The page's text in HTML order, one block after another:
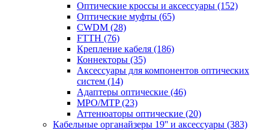
Оптические кроссы и аксессуары (152)
Оптические муфты (65)
CWDM (28)
FTTH (76)
Крепление кабеля (186)
Коннекторы (35)
Аксессуары для компонентов оптических
систем (14)
Адаптеры оптические (46)
MPO/MTP(23)
Аттенюаторы оптические (20)
Кабельные органайзеры 19'' и аксессуары (383)